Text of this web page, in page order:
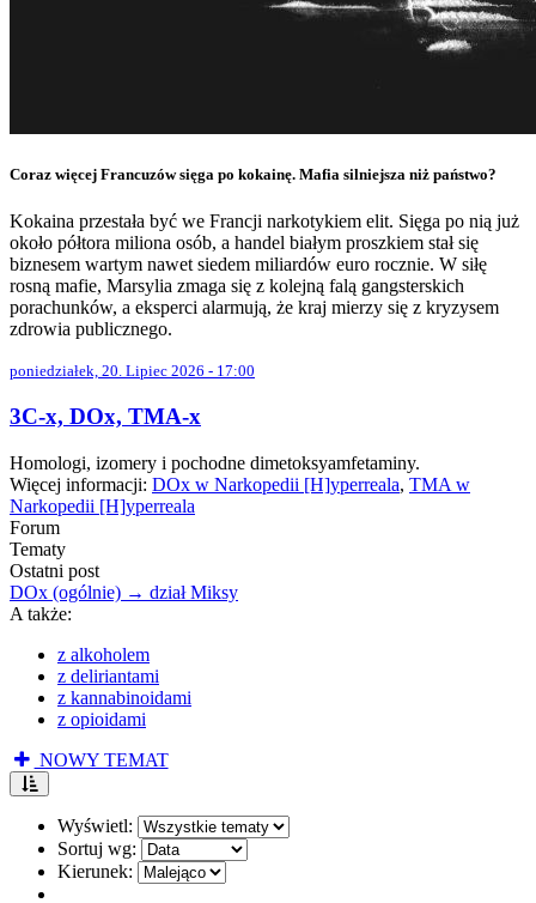
Coraz więcej Francuzów sięga po kokainę. Mafia silniejsza niż państwo?
Kokaina przestała być we Francji narkotykiem elit. Sięga po nią już
około półtora miliona osób, a handel białym proszkiem stał się
biznesem wartym nawet siedem miliardów euro rocznie. W siłę
rosną mafie, Marsylia zmaga się z kolejną falą gangsterskich
porachunków, a eksperci alarmują, że kraj mierzy się z kryzysem
zdrowia publicznego.
poniedziałek, 20. Lipiec 2026 - 17:00
3C-x, DOx, TMA-x
Homologi, izomery i pochodne dimetoksyamfetaminy.
Więcej informacji: DOx w Narkopedii [H]yperreala, TMA w
Narkopedii [H]yperreala
Forum
Tematy
Ostatni post
DOx (ogólnie) → dział Miksy
A także:
z alkoholem
z deliriantami
z kannabinoidami
z opioidami
NOWY TEMAT
Wyświetl:
Sortuj wg:
Kierunek: